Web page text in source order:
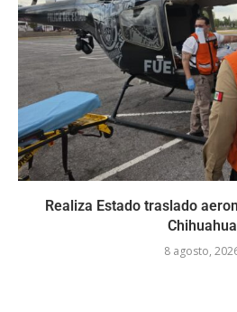
Realiza Estado traslado
Chihuahua
8 agosto,